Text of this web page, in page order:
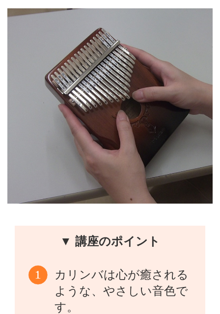
▼ 講座のポイント
カリンバは心が癒される
ような、やさしい音色で
す。